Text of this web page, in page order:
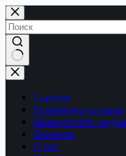
Перейти
к
сути
Ничего
не
найденоГлавная
Разработка на заказ
Маркетплейс медиа
Проекты
О нас